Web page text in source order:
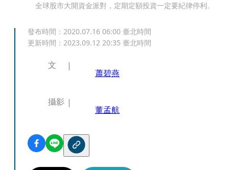
全球股市大開資金派對，定期定額投資一定要紀律停利。
發布時間： 2020.07.16 06:00 臺北時間
更新時間： 2023.09.12 20:35 臺北時間
文
蕭碧燕
攝影
董孟航